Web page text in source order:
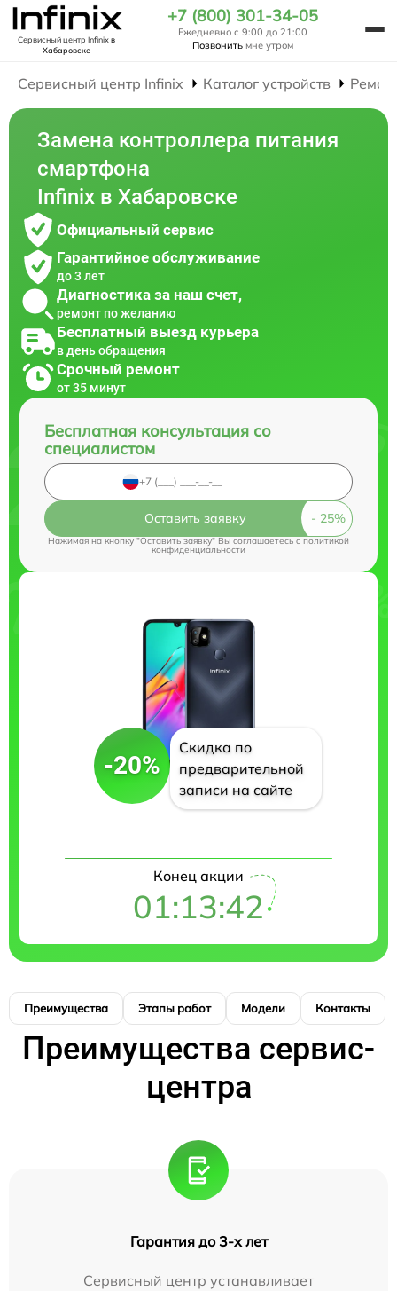
Сервисный центр Infinixв
Хабаровске
+7 (800) 301-34-05
Ежедневно с 9:00 до 21:00
Позвонить мне утром
Сервисный центр Infinix Каталог устройств
Замена контроллера питания
смартфона
Infinix в Хабаровске
Официальный сервис
Гарантийное обслуживание
до 3 лет
Диагностика за наш счет,
ремонт по желанию
Бесплатный выезд курьера
в день обращения
Срочный ремонт
от 35 минут
Бесплатная консультация со
специалистом
Оставить заявку
Нажимая на кнопку "Оставить заявку" Вы соглашаетесь cполитикой
конфиденциальности
-20%
Скидка по
предварительной
записи на сайте
Конец акции
01:13:41
Преимущества Этапы работ Модели Контакты
Преимущества сервис-
центра
Гарантия до 3-х лет
Сервисный центр устанавливает